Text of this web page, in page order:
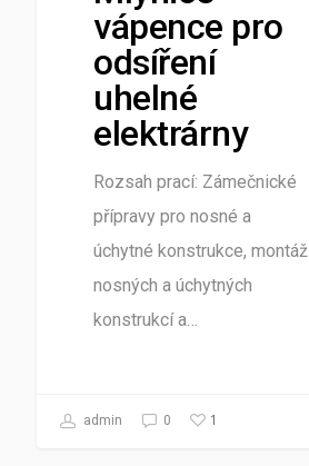
vápence pro
odsíření
uhelné
elektrárny
Rozsah prací: Zámečnické
přípravy pro nosné a
úchytné konstrukce, montáž
nosných a úchytných
konstrukcí a…
admin 0 1